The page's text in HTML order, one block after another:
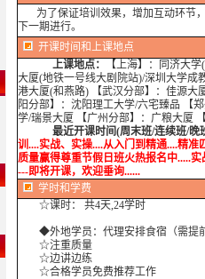
为了保证培训效果，增加互动环节，
下一期进行。
开课时间和上课地点
上课地点：
【上海】：同济大
大厦(地铁一号线大剧院站)/深圳大学成
港大厦(和燕路) 【武汉分部】：佳源大
阳分部】：沈阳理工大学/六宅臻品 【
学/瑞景大厦 【广州分部】：广粮大厦
最近开课时间(周末班/连续班/晚
训....实战、实操....从入门到精通....精准
质量赢得尊重节假日班火热报名中.....
---即将开课，欢迎垂询......
学时和学费
☆课时： 共4天,24学时
◆外地学员：代理安排食宿（需提
☆注重质量
☆边讲边练
☆合格学员免费推荐工作